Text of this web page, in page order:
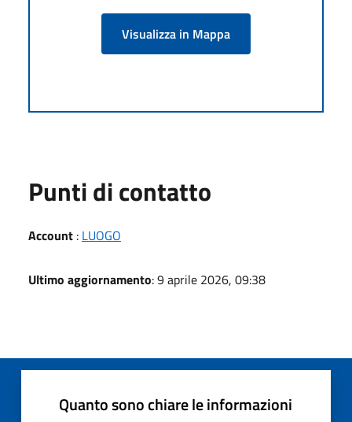
Visualizza in Mappa
Punti di contatto
Account : LUOGO
Ultimo aggiornamento: 9 aprile 2026, 09:38
Quanto sono chiare le informazioni